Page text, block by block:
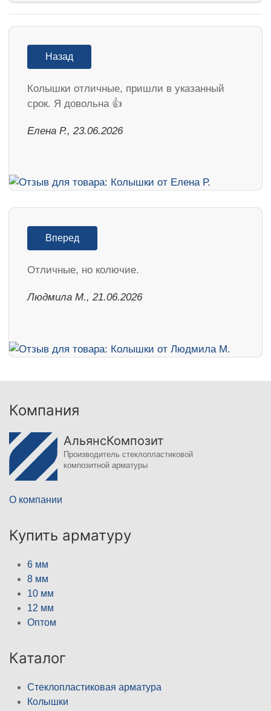
Назад
Колышки отличные, пришли в указанный
срок. Я довольна 👍
Елена Р., 23.06.2026
Вперед
Отличные, но колючие.
Людмила М., 21.06.2026
Компания
АльянсКомпозит
Производитель стеклопластиковой
композитной арматуры
О компании
Купить арматуру
6 мм
8 мм
10 мм
12 мм
Оптом
Каталог
Стеклопластиковая арматура
Колышки